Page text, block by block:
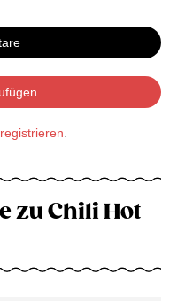
registrieren
zu Chili Hot